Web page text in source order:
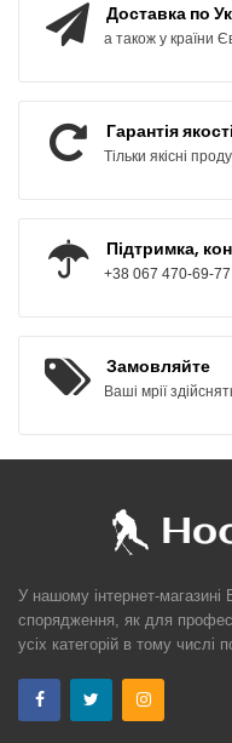
Доставка по
а також у країни
Гарантія якості
Тільки якісні
Підтримка,
+38 067 470-69-77
Замовляйте
Ваші мрії
У нашому інтернет-магазині
спорядження, як для
усіх категорій в тому числі